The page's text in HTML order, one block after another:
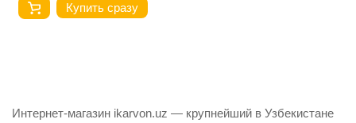
Купить сразу
Интернет-магазин ikarvon.uz — крупнейший в Узбекистане